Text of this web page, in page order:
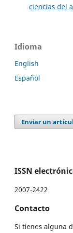
ciencias del
Idioma
English
Español
Enviar un
ISSN
2007-2422
Contacto
Si tienes alguna